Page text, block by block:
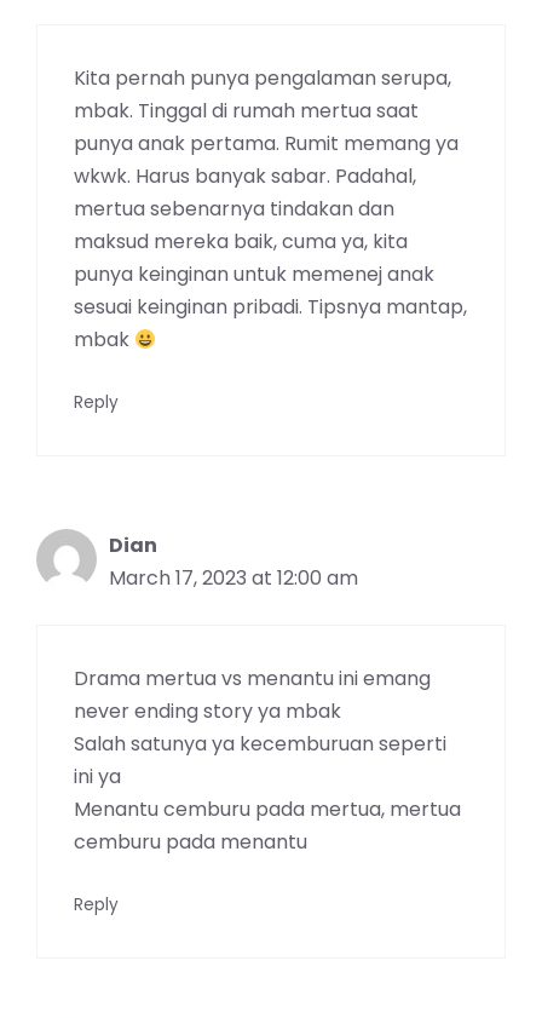
Kita pernah punya pengalaman serupa,
mbak. Tinggal di rumah mertua saat
punya anak pertama. Rumit memang ya
wkwk. Harus banyak sabar. Padahal,
mertua sebenarnya tindakan dan
maksud mereka baik, cuma ya, kita
punya keinginan untuk memenej anak
sesuai keinginan pribadi. Tipsnya mantap,
mbak
Reply
Dian
March 17, 2023 at 12:00 am
Drama mertua vs menantu ini emang
never ending story ya mbak
Salah satunya ya kecemburuan seperti
ini ya
Menantu cemburu pada mertua, mertua
cemburu pada menantu
Reply